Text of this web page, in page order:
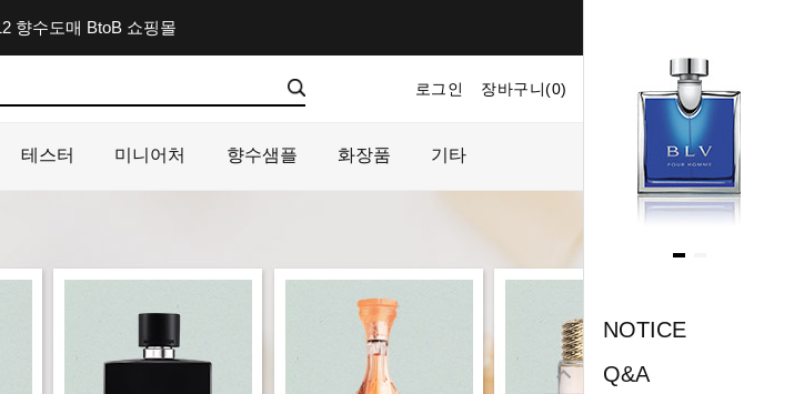
NOTICE
Q&A
향수도매 BtoB 쇼핑몰
로그인 장바구니(0) 마이페이지 주문내역
테스터 미니어처 향수샘플 화장품 기타